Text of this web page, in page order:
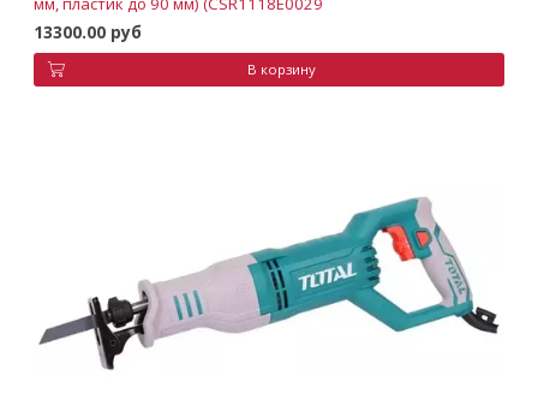
13300.00 руб
В корзину